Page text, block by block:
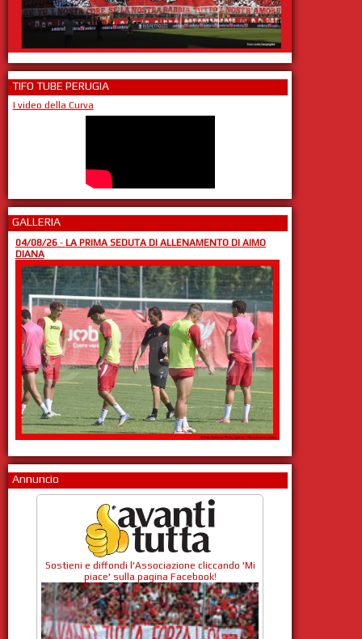
TIFO TUBE PERUGIA
I video della Curva
GALLERIA
04/08/26- LA PRIMA SEDUTA DI ALLENAMENTO DI AIMO
DIANA
Annuncio
Sostieni e diffondi l'Associazione cliccando 'Mi
piace' sulla pagina Facebook!